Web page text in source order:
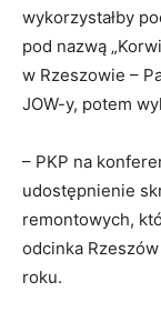
wykorzystałby
pod nazwą
w Rzeszowie –
JOW-y, potem
– PKP na
udostępnienie
remontowych,
odcinka
roku.